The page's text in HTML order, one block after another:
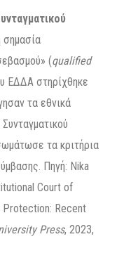
σημασία
(qualified
ΕΔΔΑ στηρίχθηκε
τα εθνικά
τα κριτήρια
Πηγή: Nika
Court of
Protection: Recent
Press, 2023,